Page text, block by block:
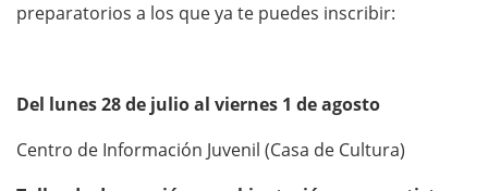
preparatorios a los que ya te puedes inscribir:
Del lunes 28 de julio al viernes 1 de agosto
Centro de Información Juvenil (Casa de Cultura)